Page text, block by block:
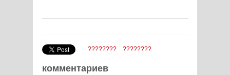
???????? ????????
комментариев